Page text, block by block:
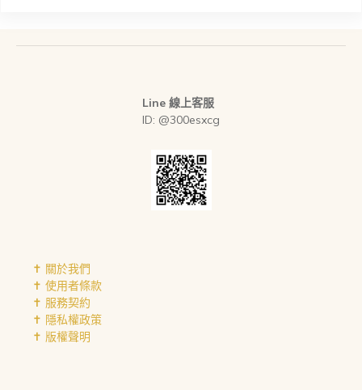
Line 線上客服
ID: @300esxcg
✝︎ 關於我們
✝︎ 使用者條款
✝︎ 服務契約
✝︎ 隱私權政策
✝︎ 版權聲明